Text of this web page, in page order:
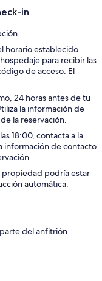
in
horario establecido
para recibir las
de acceso. El
24 horas antes de tu
la información de
la reservación.
18:00, contacta a la
información de contacto
propiedad podría estar
automática.
del anfitrión